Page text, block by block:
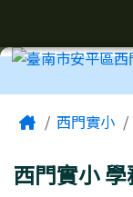
工具列
Home西門實小
西門實小